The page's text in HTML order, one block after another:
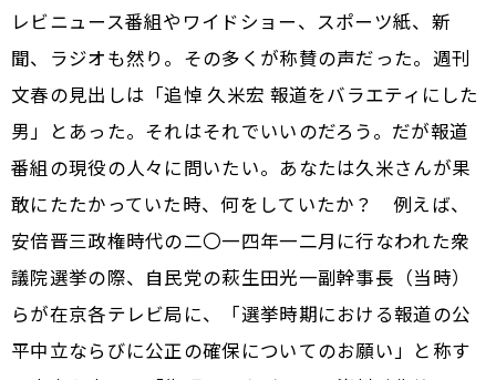
レビニュース番組やワイドショー、スポーツ紙、新
聞、ラジオも然り。その多くが称賛の声だった。週刊
文春の見出しは「追悼 久米宏 報道をバラエティにした
男」とあった。それはそれでいいのだろう。だが報道
番組の現役の人々に問いたい。あなたは久米さんが果
敢にたたかっていた時、何をしていたか？ 例えば、
安倍晋三政権時代の二〇一四年一二月に行なわれた衆
議院選挙の際、自民党の萩生田光一副幹事長（当時）
らが在京各テレビ局に、「選挙時期における報道の公
平中立ならびに公正の確保についてのお願い」と称す